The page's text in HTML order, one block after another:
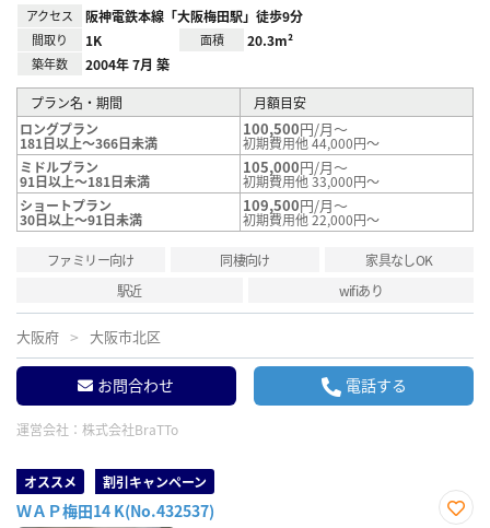
アクセス 阪神電鉄本線「大阪梅田駅」徒歩9分
間取り 1K 面積 20.3m²
築年数 2004年 7月 築
プラン名・期間
月額目安
ロングプラン
181日以上～366日未満
100,500円/月～
初期費用他 44,000円～
ミドルプラン
91日以上～181日未満
105,000円/月～
初期費用他 33,000円～
ショートプラン
30日以上～91日未満
109,500円/月～
初期費用他 22,000円～
ファミリー向け 同棲向け
家具なしOK
駅近
wifiあり
大阪府 大阪市北区
お問合わせ 電話する
運営会社： 株式会社BraTTo
オススメ 割引キャンペーン
ＷＡＰ梅田14 K(No.432537)